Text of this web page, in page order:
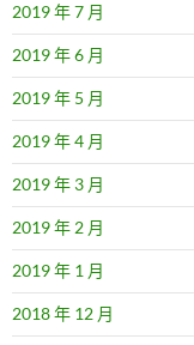
2019 年 7 月
2019 年 6 月
2019 年 5 月
2019 年 4 月
2019 年 3 月
2019 年 2 月
2019 年 1 月
2018 年 12 月